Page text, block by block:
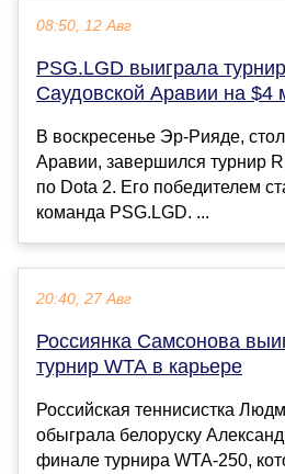
08:50, 12 Авг
PSG.LGD выиграла
Саудовской Аравии на $4
В воскресенье Эр-Рияде,
Аравии, завершился турнир
по Dota 2. Его победителем
команда PSG.LGD. ...
20:40, 27 Авг
Россиянка Самсонова
турнир WTA в карьере
Российская теннисистка
обыграла белоруску
финале турнира WTA-250,